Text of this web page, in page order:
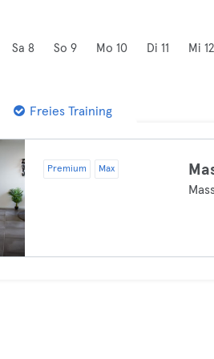
Sa 8 So 9 Mo 10 Di 11 Mi 12
Freies Training
Premium Max